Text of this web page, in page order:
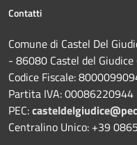
Contatti
Comune di Castel Del
- 86080 Castel del Giudice
Codice Fiscale:
Partita IVA: 00086220944
PEC:
Centralino Unico: +39